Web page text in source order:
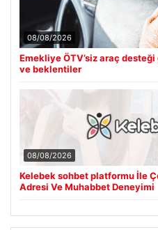
08/08/2026
Emekliye ÖTV’siz araç
ve beklentiler
08/08/2026
Kelebek sohbet platformu İle
Adresi Ve Muhabbet Deneyimi